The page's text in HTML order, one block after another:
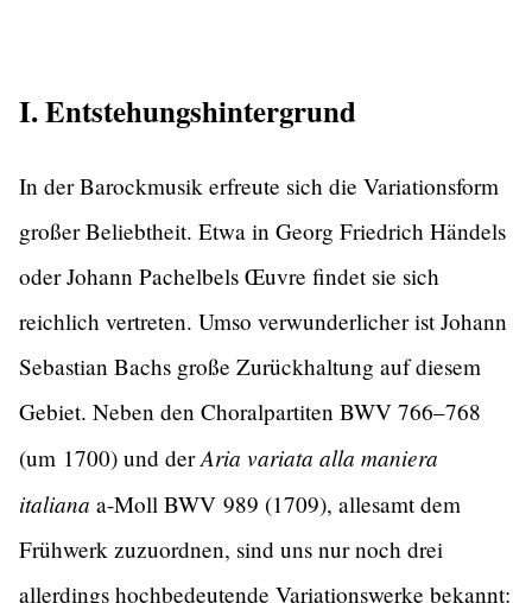
I. Entstehungshintergrund
In der Barockmusik erfreute sich die Variationsform
großer Beliebtheit. Etwa in Georg Friedrich Händels
oder Johann Pachelbels Œuvre findet sie sich
reichlich vertreten. Umso verwunderlicher ist Johann
Sebastian Bachs große Zurückhaltung auf diesem
Gebiet. Neben den Choralpartiten BWV 766–768
(um 1700) und derAria variata alla maniera
italiana a-Moll BWV 989 (1709), allesamt dem
Frühwerk zuzuordnen, sind uns nur noch drei
allerdings hochbedeutende Variationswerke bekannt: